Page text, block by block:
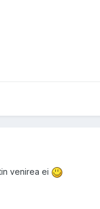
venirea ei